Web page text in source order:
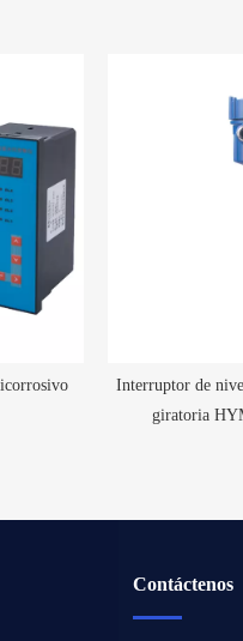
Interruptor de
giratoria
Contáctenos